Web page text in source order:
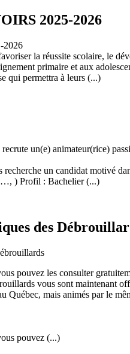
2025-2026
2026
la réussite scolaire, le
primaire et aux
qui permettra à leurs (...)
un(e) animateur(rice)
recherche un candidat motivé
) Profil : Bachelier (...)
des
pouvez les consulter
vous sont maintenant
Québec, mais animés par le
pouvez (...)